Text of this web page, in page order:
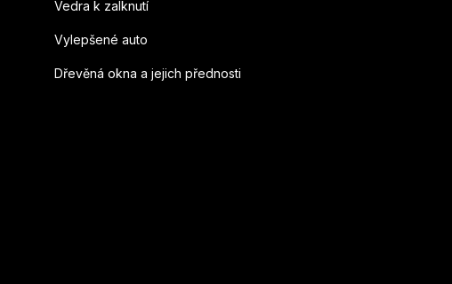
Vedra k zalknutí
Vylepšené auto
Dřevěná okna a jejich přednosti